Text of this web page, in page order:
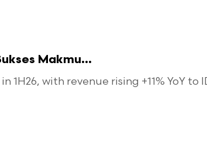
Makmu...
with revenue rising +11% YoY to